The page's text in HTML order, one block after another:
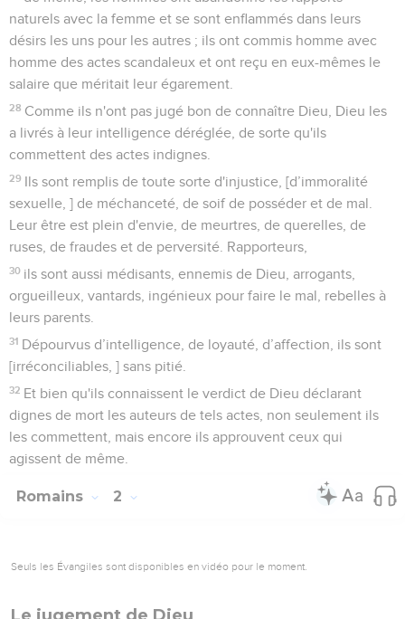
naturels avec la femme et se sont enflammés dans leurs
désirs les uns pour les autres ; ils ont commis homme avec
homme des actes scandaleux et ont reçu en eux-mêmes le
salaire que méritait leur égarement.
28 Comme ils n'ont pas jugé bon de connaître Dieu, Dieu les
a livrés à leur intelligence déréglée, de sorte qu'ils
commettent des actes indignes.
29 Ils sont remplis de toute sorte d'injustice, [d’immoralité
sexuelle, ] de méchanceté, de soif de posséder et de mal.
Leur être est plein d'envie, de meurtres, de querelles, de
ruses, de fraudes et de perversité. Rapporteurs,
30 ils sont aussi médisants, ennemis de Dieu, arrogants,
orgueilleux, vantards, ingénieux pour faire le mal, rebelles à
leurs parents.
31 Dépourvus d’intelligence, de loyauté, d’affection, ils sont
[irréconciliables, ] sans pitié.
32 Et bien qu'ils connaissent le verdict de Dieu déclarant
dignes de mort les auteurs de tels actes, non seulement ils
les commettent, mais encore ils approuvent ceux qui
agissent de même.
Romains 2
Seuls les Évangiles sont disponibles en vidéo pour le moment.
Le jugement de Dieu